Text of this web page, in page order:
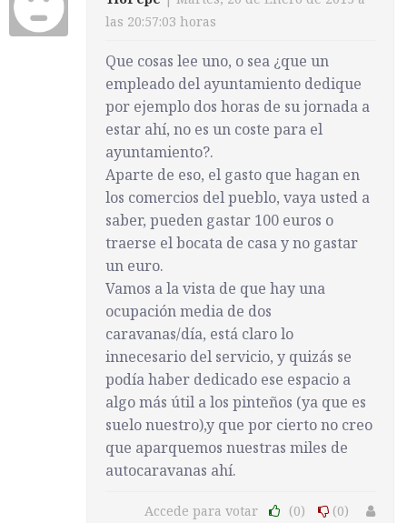
las 20:57:03 horas
Que cosas lee uno, o sea ¿que un
empleado del ayuntamiento dedique
por ejemplo dos horas de su jornada a
estar ahí, no es un coste para el
ayuntamiento?.
Aparte de eso, el gasto que hagan en
los comercios del pueblo, vaya usted a
saber, pueden gastar 100 euros o
traerse el bocata de casa y no gastar
un euro.
Vamos a la vista de que hay una
ocupación media de dos
caravanas/día, está claro lo
innecesario del servicio, y quizás se
podía haber dedicado ese espacio a
algo más útil a los pinteños (ya que es
suelo nuestro),y que por cierto no creo
que aparquemos nuestras miles de
autocaravanas ahí.
Accede para votar (0)
(0)